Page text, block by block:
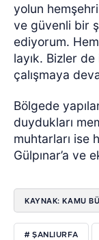
yolun
ve güvenli bir
ediyorum.
layık. Bizler
çalışmaya
Bölgede
duydukları
muhtarları ise
Gülpınar’a ve
KAYNAK: KAMU
# ŞANLIURFA